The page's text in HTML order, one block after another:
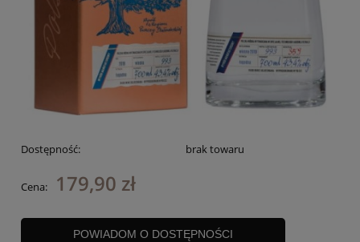
Dostępność: brak towaru
Cena: 179,90 zł
POWIADOM O DOSTĘPNOŚCI